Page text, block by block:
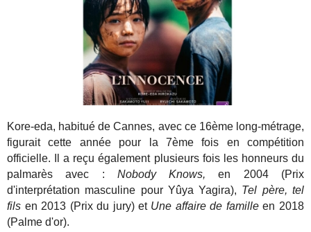
Kore-eda, habitué de Cannes, avec ce 16ème long-métrage,
figurait cette année pour la 7ème fois en compétition
officielle. Il a reçu également plusieurs fois les honneurs du
palmarès avec : Nobody Knows,en 2004 (Prix
d'interprétation masculine pour Yûya Yagira), Tel père, tel
fils en 2013 (Prix du jury) et Une affaire de familleen 2018
(Palme d'or).